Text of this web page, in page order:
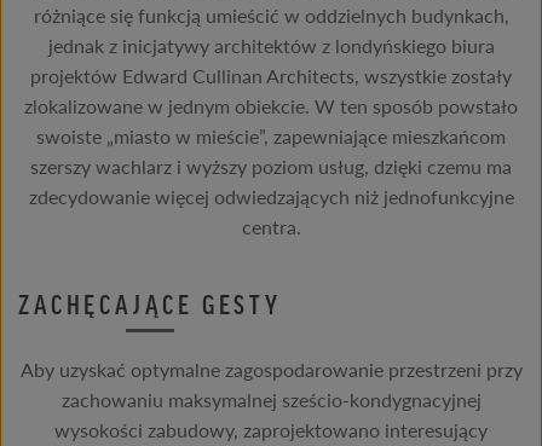
różniące się funkcją umieścić w oddzielnych budynkach,
jednak z inicjatywy architektów z londyńskiego biura
projektów Edward Cullinan Architects, wszystkie zostały
zlokalizowane w jednym obiekcie. W ten sposób powstało
swoiste „miasto w mieście”, zapewniające mieszkańcom
szerszy wachlarz i wyższy poziom usług, dzięki czemu ma
zdecydowanie więcej odwiedzających niż jednofunkcyjne
centra.
ZACHĘCAJĄCE GESTY
Aby uzyskać optymalne zagospodarowanie przestrzeni przy
zachowaniu maksymalnej sześcio-kondygnacyjnej
wysokości zabudowy, zaprojektowano interesujący